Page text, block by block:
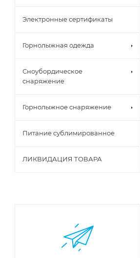
Электронные сертификаты
Горнолыжная одежда
Сноубордическое
снаряжение
Горнолыжное снаряжение
Питание сублимированное
ЛИКВИДАЦИЯ ТОВАРА